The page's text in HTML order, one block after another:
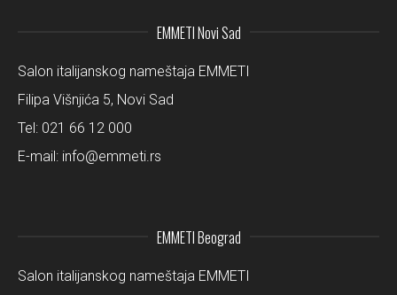
EMMETI Novi Sad
Salon italijanskog nameštaja EMMETI
Filipa Višnjića 5, Novi Sad
Tel: 021 66 12 000
E-mail: info@emmeti.rs
EMMETI Beograd
Salon italijanskog nameštaja EMMETI